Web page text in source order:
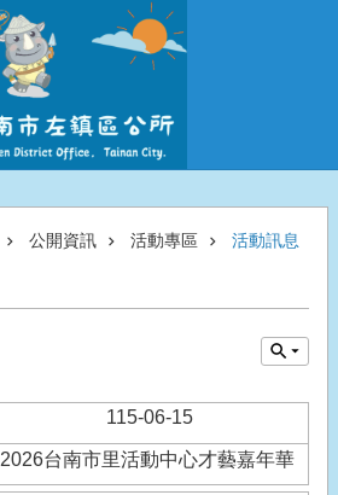
公開資訊 活動專區 活動訊息
115-06-15
2026台南市里活動中心才藝嘉年華